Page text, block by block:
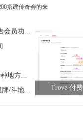
搭建传奇会的来
功能齐
方玩法
地主/跑 Trove 付